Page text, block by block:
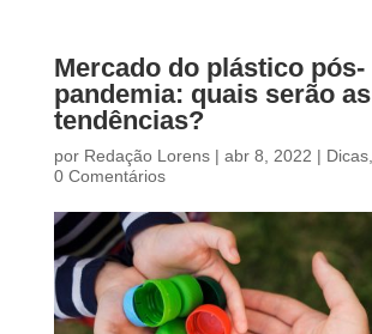
Mercado do plástico pós-
pandemia: quais serão as
tendências?
por Redação Lorens| abr 8, 2022 | Dicas,
0 Comentários